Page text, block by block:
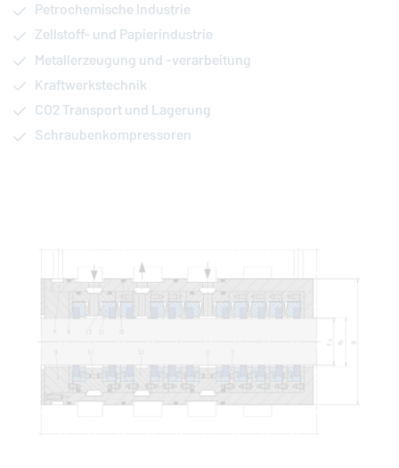
Petrochemische Industrie
Zellstoff- und Papierindustrie
Metallerzeugung und -verarbeitung
Kraftwerkstechnik
CO2 Transport und Lagerung
Schraubenkompressoren